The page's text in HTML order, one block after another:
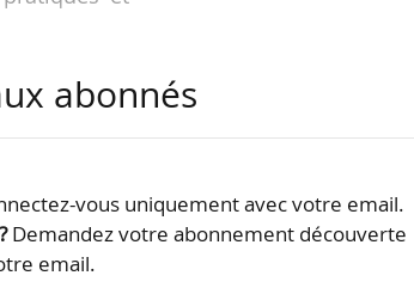
abonnés
vous uniquement avec votre email.
Demandez votre abonnement découverte
email.